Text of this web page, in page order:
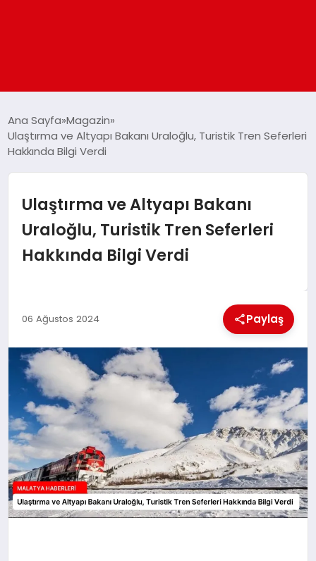
GÜNDEM
DÜNYA
EĞITIM
MAGAZIN
SAĞLIK
SIYASET
SPOR
TEKNOLOJI
Ana Sayfa Magazin
Ulaştırma ve Altyapı Bakanı Uraloğlu, Turistik Tren Seferleri
Hakkında Bilgi Verdi
Ulaştırma ve Altyapı Bakanı
Uraloğlu, Turistik Tren Seferleri
Hakkında Bilgi Verdi
06 Ağustos 2024 Paylaş